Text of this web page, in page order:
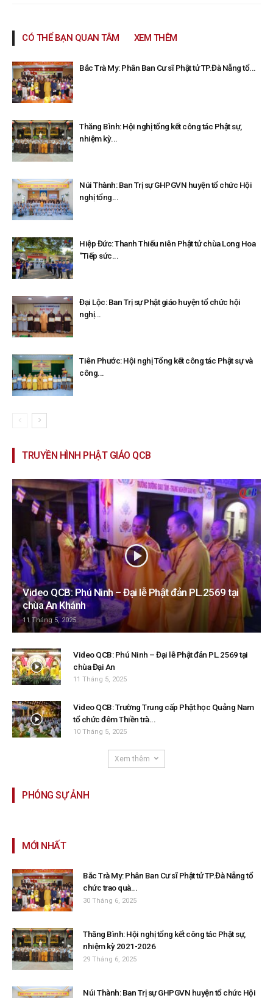
CÓ THỂ BẠN QUAN TÂM XEM THÊM
Bắc Trà My: Phân Ban Cư sĩ Phật tử TP.Đà Nẵng tổ...
Thăng Bình: Hội nghị tổng kết công tác Phật sự,
nhiệm kỳ...
Núi Thành: Ban Trị sự GHPGVN huyện tổ chức Hội
nghị tổng...
Hiệp Đức: Thanh Thiếu niên Phật tử chùa Long Hoa
“Tiếp sức...
Đại Lộc: Ban Trị sự Phật giáo huyện tổ chức hội
nghị...
Tiên Phước: Hội nghị Tổng kết công tác Phật sự và
công...
TRUYỀN HÌNH PHẬT GIÁO QCB
Video QCB: Phú Ninh – Đại lễ Phật đản PL.2569 tại
chùa An Khánh
11 Tháng 5, 2025
Video QCB: Phú Ninh – Đại lễ Phật đản PL.2569 tại
chùa Đại An
11 Tháng 5, 2025
Video QCB: Trường Trung cấp Phật học Quảng Nam
tổ chức đêm Thiền trà...
10 Tháng 5, 2025
Xem thêm
PHÓNG SỰ ẢNH
MỚI NHẤT
Bắc Trà My: Phân Ban Cư sĩ Phật tử TP.Đà Nẵng tổ
chức trao quà...
30 Tháng 6, 2025
Thăng Bình: Hội nghị tổng kết công tác Phật sự,
nhiệm kỳ 2021-2026
29 Tháng 6, 2025
Núi Thành: Ban Trị sự GHPGVN huyện tổ chức Hội